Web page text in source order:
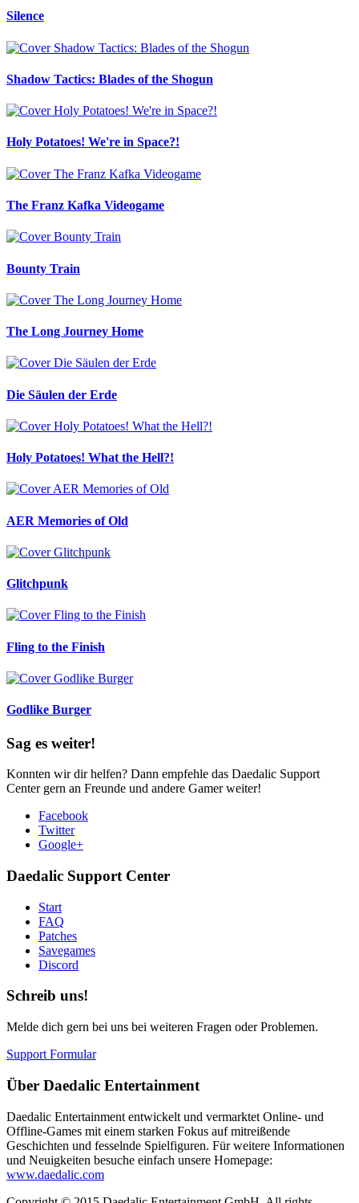
Silence
Shadow Tactics: Blades of the Shogun
Holy Potatoes! We're in Space?!
The Franz Kafka Videogame
Bounty Train
The Long Journey Home
Die Säulen der Erde
Holy Potatoes! What the Hell?!
AER Memories of Old
Glitchpunk
Fling to the Finish
Godlike Burger
Sag es weiter!
Konnten wir dir helfen? Dann empfehle das Daedalic Support
Center gern an Freunde und andere Gamer weiter!
Facebook
Twitter
Google+
Daedalic Support Center
Start
FAQ
Patches
Savegames
Discord
Schreib uns!
Melde dich gern bei uns bei weiteren Fragen oder Problemen.
Support Formular
Über Daedalic Entertainment
Daedalic Entertainment entwickelt und vermarktet Online- und
Offline-Games mit einem starken Fokus auf mitreißende
Geschichten und fesselnde Spielfiguren. Für weitere Informationen
und Neuigkeiten besuche einfach unsere Homepage:
www.daedalic.com